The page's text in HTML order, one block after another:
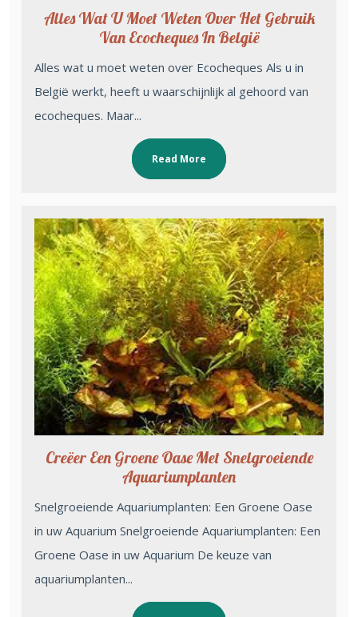
Alles Wat U Moet Weten Over Het Gebruik
Van Ecocheques In België
Alles wat u moet weten over Ecocheques Als u in
België werkt, heeft u waarschijnlijk al gehoord van
ecocheques. Maar...
Read More
Creëer Een Groene Oase Met Snelgroeiende
Aquariumplanten
Snelgroeiende Aquariumplanten: Een Groene Oase
in uw Aquarium Snelgroeiende Aquariumplanten: Een
Groene Oase in uw Aquarium De keuze van
aquariumplanten...